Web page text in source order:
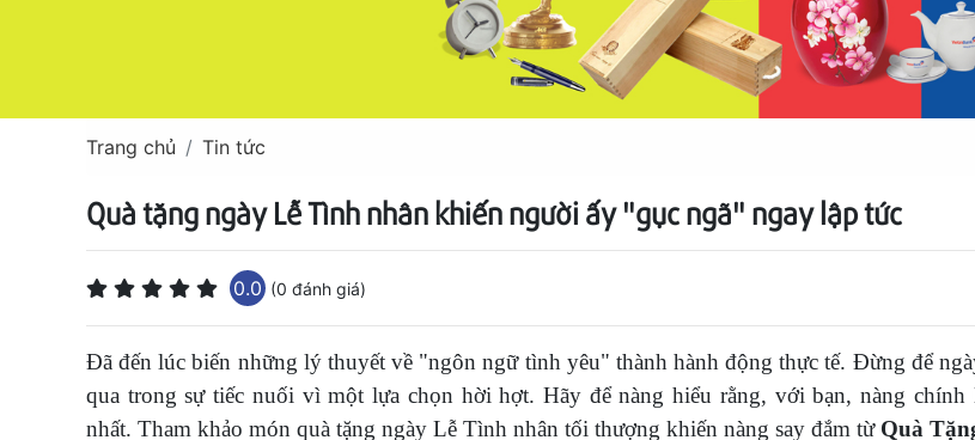
Trang chủ Tin tức
Quà tặng ngày Lễ Tình nhân khiến người ấy "gục ngã" ngay lập tức
0.0 (0 đánh giá)
Đã đến lúc biến những lý thuyết về "ngôn ngữ tình yêu" thành hành động thực tế. Đừng để
qua trong sự tiếc nuối vì một lựa chọn hời hợt. Hãy để nàng hiểu rằng, với bạn, nàng
nhất. Tham khảo món quà tặng ngày Lễ Tình nhân tối thượng khiến nàng say đắm từ Quà